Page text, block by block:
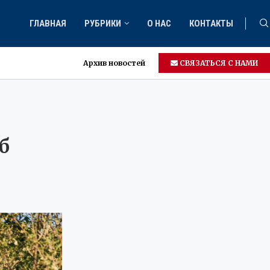
ГЛАВНАЯ РУБРИКИ О НАС КОНТАКТЫ
Архив новостей СВЯЗАТЬСЯ С НАМИ